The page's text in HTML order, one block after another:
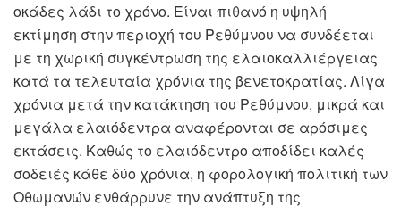
οκάδες λάδι το χρόνο. Είναι πιθανό η υψηλή
εκτίμηση στην περιοχή του Ρεθύμνου να συνδέεται
με τη χωρική συγκέντρωση της ελαιοκαλλιέργειας
κατά τα τελευταία χρόνια της βενετοκρατίας. Λίγα
χρόνια μετά την κατάκτηση του Ρεθύμνου, μικρά και
μεγάλα ελαιόδεντρα αναφέρονται σε αρόσιμες
εκτάσεις. Καθώς το ελαιόδεντρο αποδίδει καλές
σοδειές κάθε δύο χρόνια, η φορολογική πολιτική των
Οθωμανών ενθάρρυνε την ανάπτυξη της